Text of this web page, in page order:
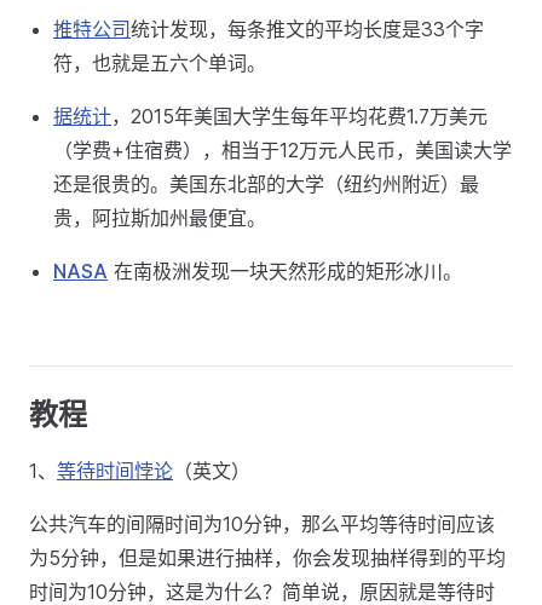
推特公司统计发现，每条推文的平均长度是33个字
符，也就是五六个单词。
据统计，2015年美国大学生每年平均花费1.7万美元
（学费+住宿费），相当于12万元人民币，美国读大学
还是很贵的。美国东北部的大学（纽约州附近）最
贵，阿拉斯加州最便宜。
NASA 在南极洲发现一块天然形成的矩形冰川。
教程
1、 等待时间悖论 （英文）
公共汽车的间隔时间为10分钟，那么平均等待时间应该
为5分钟，但是如果进行抽样，你会发现抽样得到的平均
时间为10分钟，这是为什么？简单说，原因就是等待时